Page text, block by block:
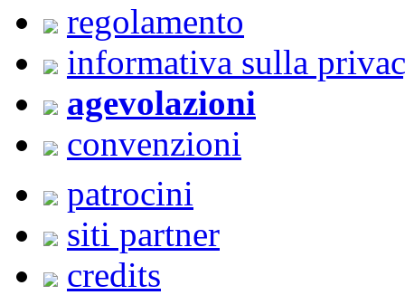
regolamento
informativa sulla
agevolazioni
convenzioni
patrocini
siti partner
credits